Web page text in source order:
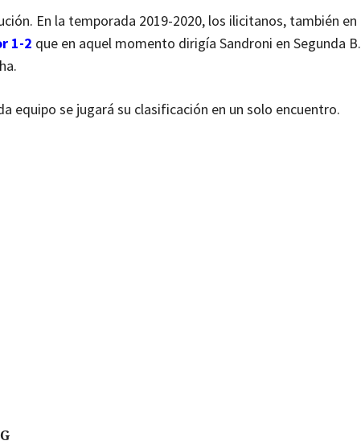
En la temporada 2019-2020, los ilicitanos, también en
1-2 que en aquel momento dirigía Sandroni en Segunda B.
equipo se jugará su clasificación en un solo encuentro.